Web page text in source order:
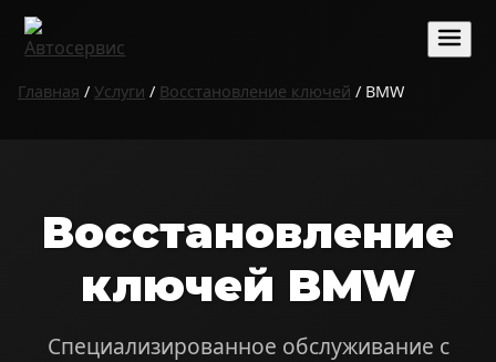
Главная / Услуги / Восстановление ключей / BMW
Восстановление
ключей BMW
Специализированное обслуживание с